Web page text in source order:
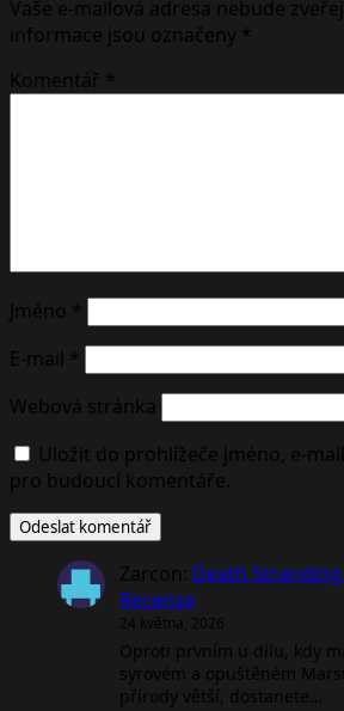
Vaše e-mailová adresa nebude
informace jsou označeny *
Komentář *
Jméno *
E-mail *
Webová stránka
Uložit do prohlížeče jméno, e-
pro budoucí komentáře.
Zarcon: Death
Recenze
24 května, 2026
Oproti prvním u dílu, kdy
syrovém a opuštěném
přírody větší, dostanete…